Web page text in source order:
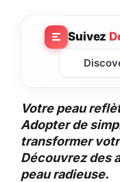
Suivez
Votre peau
Adopter de
transformer
Découvrez des
peau radieuse.